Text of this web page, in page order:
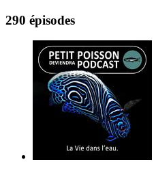
290 épisodes